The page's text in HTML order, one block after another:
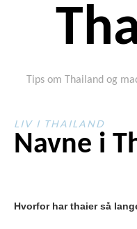
Tips om Thailand og
LIV I THAILAND
Navne i
Hvorfor har thaier så